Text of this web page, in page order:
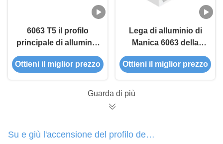
6063 T5 il profilo
principale di alluminio
H27.5mm del PC
PMMA ha condotto
alluminio della striscia
Ottieni il miglior prezzo
Lega di alluminio di
Manica 6063 della
pista del diffusore
IP20 LED di PMMA
Ottieni il miglior prezzo
Guarda di più
Su e giù l'accensione del profilo del